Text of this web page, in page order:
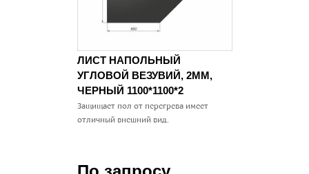
ЛИСТ НАПОЛЬНЫЙ
УГЛОВОЙ ВЕЗУВИЙ, 2ММ,
ЧЕРНЫЙ 1100*1100*2
Защищает пол от перегрева имеет
отличный внешний вид.